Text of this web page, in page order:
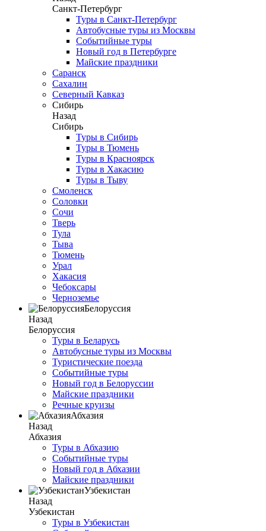
Санкт-Петербург
Туры в Санкт-Петербург
Автобусные туры из Москвы
Событийные туры
Новый год в Петербурге
Майские праздники
Саранск
Сахалин
Северный Кавказ
Сибирь
Назад
Сибирь
Туры в Сибирь
Туры в Тюмень
Туры в Красноярск
Туры в Хакасию
Туры в Тыву
Смоленск
Соловки
Сочи
Тверь
Тула
Тыва
Тюмень
Урал
Хакасия
Чебоксары
Черноземье
Белоруссия
Назад
Белоруссия
Туры в Беларусь
Автобусные туры из Москвы
Туристические поезда
Событийные туры
Новый год в Белоруссии
Майские праздники
Речные круизы
Абхазия
Назад
Абхазия
Туры в Абхазию
Событийные туры
Новый год в Абхазии
Майские праздники
Узбекистан
Назад
Узбекистан
Туры в Узбекистан